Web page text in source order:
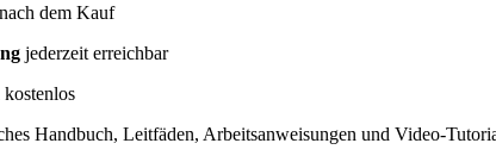
nach dem Kauf
jederzeit erreichbar
kostenlos
Handbuch, Leitfäden, Arbeitsanweisungen und Video-